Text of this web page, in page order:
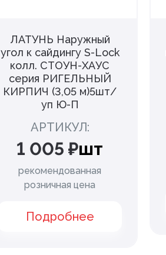
ЛАТУНЬ Наружный
угол к сайдингу S-Lock
колл. СТОУН-ХАУС
серия РИГЕЛЬНЫЙ
КИРПИЧ (3,05 м)5шт/
уп Ю-П
АРТИКУЛ:
1 005 ₽шт
рекомендованная
розничная цена
Подробнее